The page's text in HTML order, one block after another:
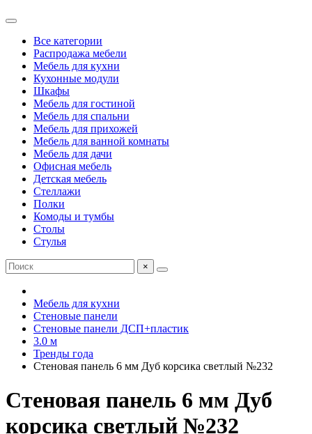
Все категории
Распродажа мебели
Мебель для кухни
Кухонные модули
Шкафы
Мебель для гостиной
Мебель для спальни
Мебель для прихожей
Мебель для ванной комнаты
Мебель для дачи
Офисная мебель
Детская мебель
Стеллажи
Полки
Комоды и тумбы
Столы
Стулья
×
Мебель для кухни
Стеновые панели
Стеновые панели ДСП+пластик
3.0 м
Тренды года
Стеновая панель 6 мм Дуб корсика светлый №232
Стеновая панель 6 мм Дуб
корсика светлый №232